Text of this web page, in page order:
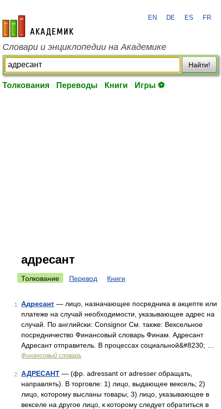
academic.ru
EN DE ES FR
Словари и энциклопедии на Академике
Найти!
Толкования Переводы Книги Игры ⚽
адресант
Толкование Перевод Книги
1 Адресант — лицо, назначающее посредника в акцепте или
платеже на случай необходимости, указывающее адрес на
случай. По английски: Consignor См. также: Вексельное
посредничество Финансовый словарь Финам. Адресант
Адресант отправитель. В процессах социальной&#8230; …
Финансовый словарь
2 АДРЕСАНТ — (фр. adressant от adresser обращать,
направлять). В торговле: 1) лицо, выдающее вексель; 2)
лицо, которому высланы товары; 3) лицо, указывающее в
векселе на другое лицо, к которому следует обратиться в